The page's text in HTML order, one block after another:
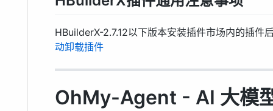
HBuilderX-2.7.12以下版本安装插件市场内的插件
动卸载插件
OhMy-Agent - AI 大模